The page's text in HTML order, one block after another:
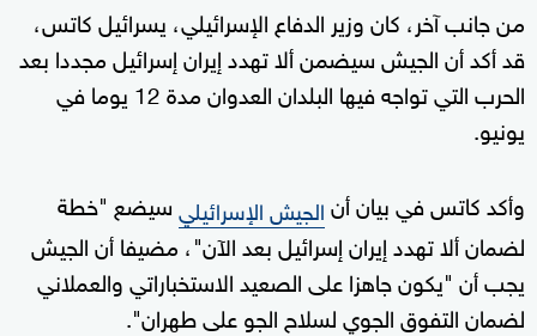
من جانب آخر، كان وزير الدفاع الإسرائيلي، يسرائيل كاتس،
قد أكد أن الجيش سيضمن ألا تهدد إيران إسرائيل مجددا بعد
الحرب التي تواجه فيها البلدان العدوان مدة 12 يوما في
يونيو.
وأكد كاتس في بيان أنالجيش الإسرائيليسيضع "خطة
لضمان ألا تهدد إيران إسرائيل بعد الآن"، مضيفا أن الجيش
يجب أن "يكون جاهزا على الصعيد الاستخباراتي والعملاني
لضمان التفوق الجوي لسلاح الجو على طهران".